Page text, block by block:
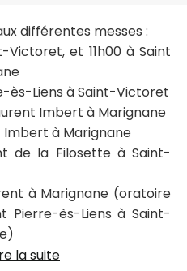
différentes messes :
et 11h00 à Saint
ès-Liens à Saint-Victoret
Imbert à Marignane
Imbert à Marignane
de la Filosette à Saint-
à Marignane (oratoire
Pierre-ès-Liens à Saint-
la suite